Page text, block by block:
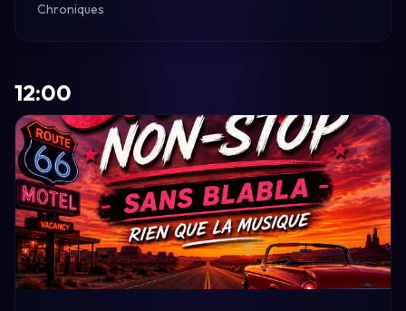
Chroniques
12:00